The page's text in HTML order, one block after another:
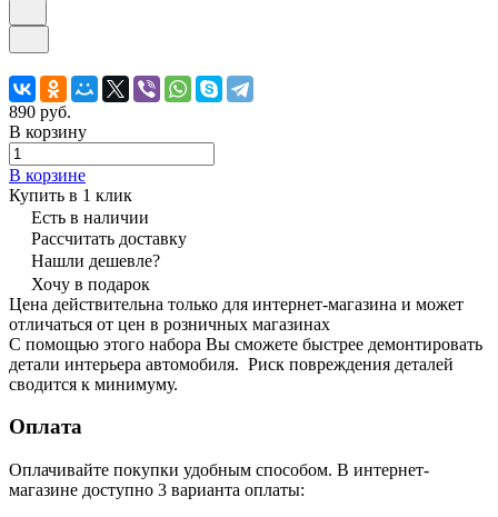
890 руб.
В корзину
В корзине
Купить в 1 клик
Есть в наличии
Рассчитать доставку
Нашли дешевле?
Хочу в подарок
Цена действительна только для интернет-магазина и может
отличаться от цен в розничных магазинах
С помощью этого набора Вы сможете быстрее демонтировать
детали интерьера автомобиля. Риск повреждения деталей
сводится к минимуму.
Оплата
Оплачивайте покупки удобным способом. В интернет-
магазине доступно 3 варианта оплаты: